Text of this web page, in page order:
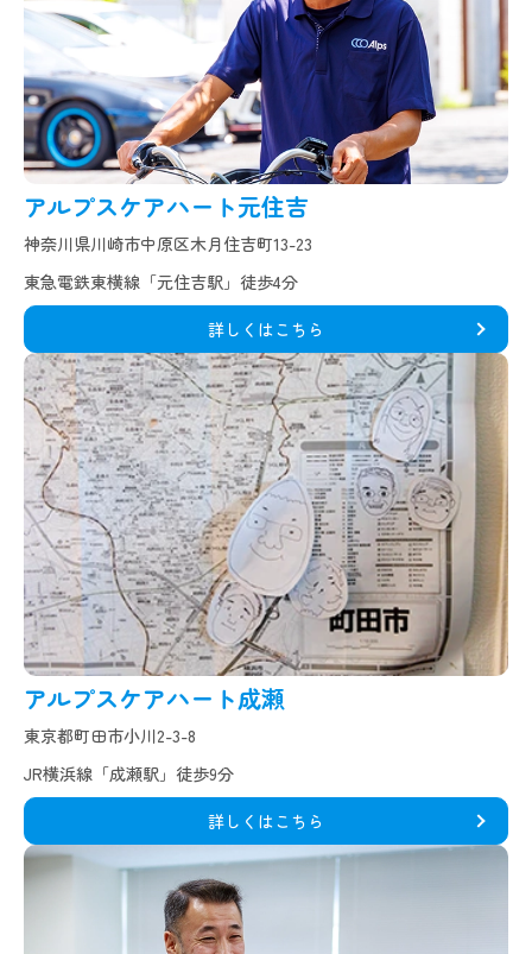
アルプスケアハート元住吉
神奈川県川崎市中原区木月住吉町13-23
東急電鉄東横線「元住吉駅」徒歩4分
詳しくはこちら
アルプスケアハート成瀬
東京都町田市小川2-3-8
JR横浜線「成瀬駅」徒歩9分
詳しくはこちら